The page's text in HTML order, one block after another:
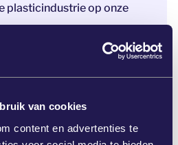
van cookies
content en advertenties te
plasticindustrie op onze
de onderhandelingen
was namelijk de unanieme
kan de hele wereld van